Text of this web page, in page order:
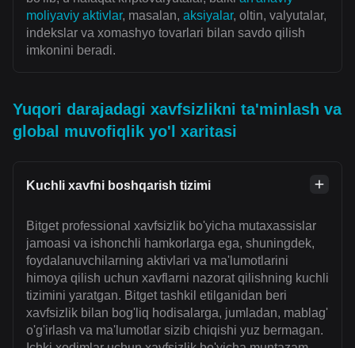
moliyaviy aktivlar, masalan, aksiyalar, oltin, valyutalar,
indekslar va xomashyo tovarlari bilan savdo qilish
imkonini beradi.
Yuqori darajadagi xavfsizlikni ta'minlash va
global muvofiqlik yo'l xaritasi
Kuchli xavfni boshqarish tizimi
Bitget professional xavfsizlik bo'yicha mutaxassislar
jamoasi va ishonchli hamkorlarga ega, shuningdek,
foydalanuvchilarning aktivlari va ma'lumotlarini
himoya qilish uchun xavflarni nazorat qilishning kuchli
tizimini yaratgan. Bitget tashkil etilganidan beri
xavfsizlik bilan bog'liq hodisalarga, jumladan, mablag'
o'g'irlash va ma'lumotlar sizib chiqishi yuz bermagan.